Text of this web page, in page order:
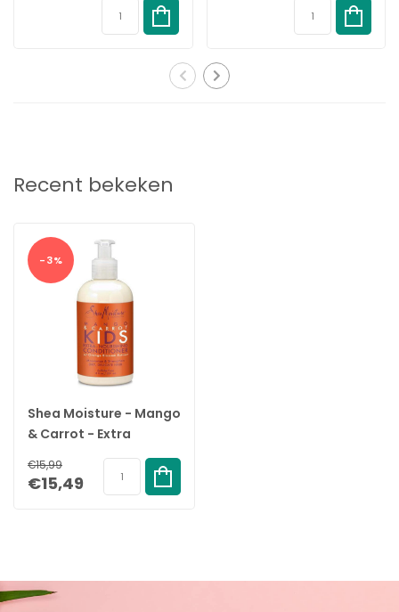
Recent bekeken
-3%
Shea Moisture - Mango
& Carrot - Extra
Nourishing Kids
Conditioner - 237ml
€15,99
€15,49